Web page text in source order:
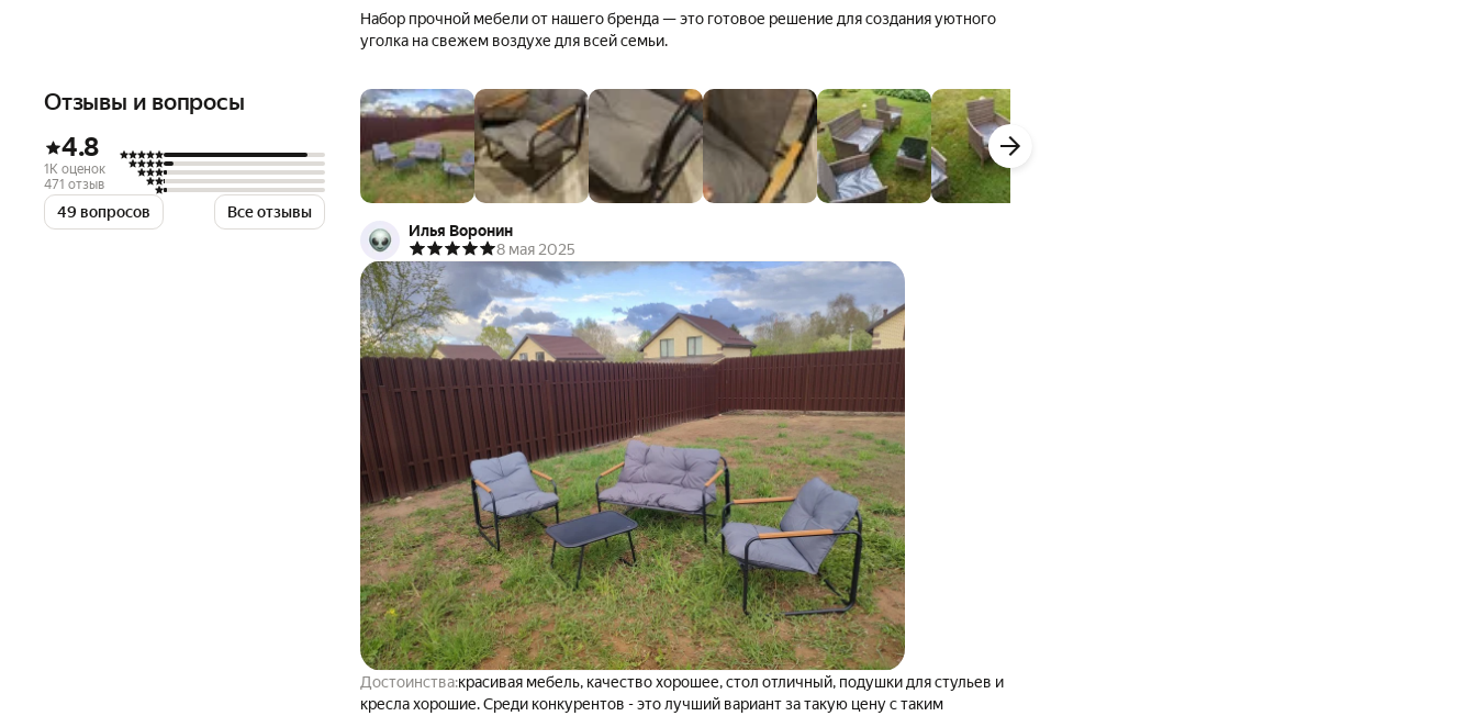
Набор прочной мебели от нашего бренда — это готовое решение для создания уютного
уголка на свежем воздухе для всей семьи.
Отзывы и вопросы
4.8
1K оценок
471 отзыв
49 вопросов
Все отзывы
Илья Воронин
8 мая 2025
Достоинства:красивая мебель, качество хорошее, стол отличный, подушки для стульев и
кресла хорошие. Среди конкурентов - это лучший вариант за такую цену с таким